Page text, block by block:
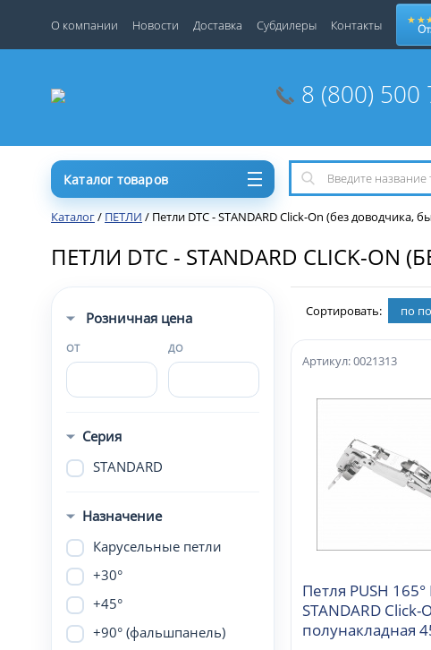
О компании Новости Доставка Субдилеры Контакты
8 (800) 500
Каталог товаров
Каталог/ ПЕТЛИ / Петли DTC - STANDARD Click-On (без доводчика,
ПЕТЛИ DTC - STANDARD CLICK-
Розничная цена
ОТ ДО
Серия
STANDARD
Назначение
Карусельные петли
+30°
+45°
+90° (фальшпанель)
Сортировать: по
Петля PUSH 165°
STANDARD Click-
полунакладная
Артикул: 0021313